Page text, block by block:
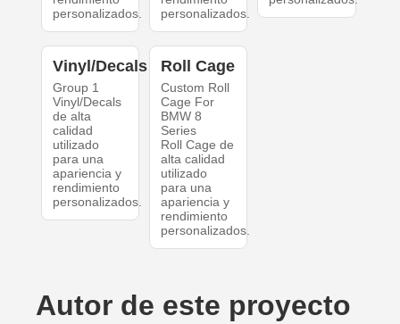
personalizados.
personalizados.
Vinyl/Decals
Group 1
Vinyl/Decals
de alta
calidad
utilizado
para una
apariencia y
rendimiento
personalizados.
Roll Cage
Custom Roll
Cage For
BMW 8
Series
Roll Cage de
alta calidad
utilizado
para una
apariencia y
rendimiento
personalizados.
Autor de este proyecto